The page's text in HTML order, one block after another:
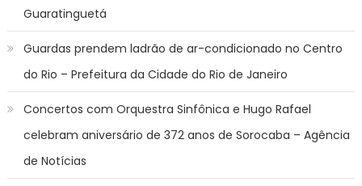
Guaratinguetá
Guardas prendem ladrão de ar-condicionado no Centro
do Rio – Prefeitura da Cidade do Rio de Janeiro
Concertos com Orquestra Sinfônica e Hugo Rafael
celebram aniversário de 372 anos de Sorocaba – Agência
de Notícias